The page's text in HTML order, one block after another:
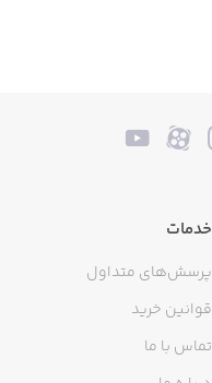
خدمات
پرسش‌های متداول
قوانین خرید
تماس با ما